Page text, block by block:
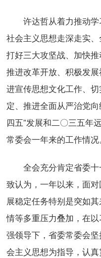
许达哲从着力推动学
社会主义思想走深走实
打好三大攻坚战、加快
推进改革开放、积极发
进宣传思想文化工作、
定、推进全面从严治党
四五”发展和二〇三五年
常委会一年来的工作情况
全会充分肯定省委十
致认为，一年以来，面
展稳定任务特别是突如
情等多重压力叠加，在
强领导下，省委常委会
会主义思想为指导，认